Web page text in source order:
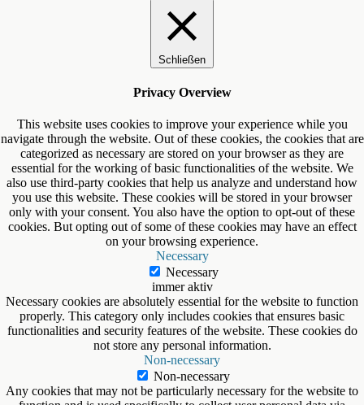
Schließen
Privacy Overview
This website uses cookies to improve your experience while you
navigate through the website. Out of these cookies, the cookies that are
categorized as necessary are stored on your browser as they are
essential for the working of basic functionalities of the website. We
also use third-party cookies that help us analyze and understand how
you use this website. These cookies will be stored in your browser
only with your consent. You also have the option to opt-out of these
cookies. But opting out of some of these cookies may have an effect
on your browsing experience.
Necessary
Necessary
immer aktiv
Necessary cookies are absolutely essential for the website to function
properly. This category only includes cookies that ensures basic
functionalities and security features of the website. These cookies do
not store any personal information.
Non-necessary
Non-necessary
Any cookies that may not be particularly necessary for the website to